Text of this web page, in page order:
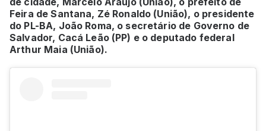
Feira de Santana, Zé Ronaldo (União), o presidente
do PL-BA, João Roma, o secretário de Governo de
Salvador, Cacá Leão (PP) e o deputado federal
Arthur Maia (União).